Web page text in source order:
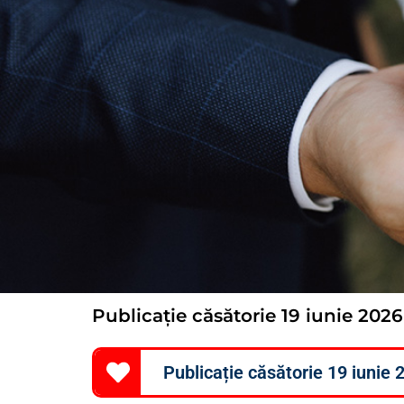
Publicație căsătorie 19 iunie 2026
Publicație căsătorie 19 iunie